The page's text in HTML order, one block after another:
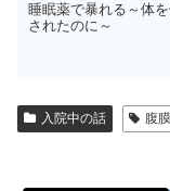
睡眠薬で暴れる～体
されたのに～
入院中の話 腹